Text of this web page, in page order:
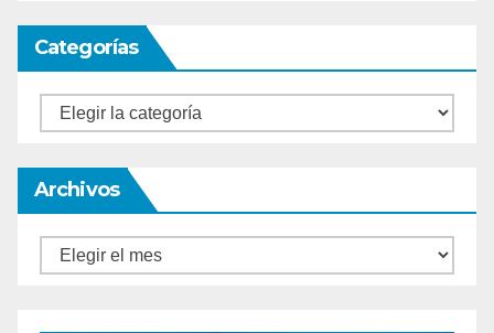
Categorías
Categorías
Archivos
Archivos